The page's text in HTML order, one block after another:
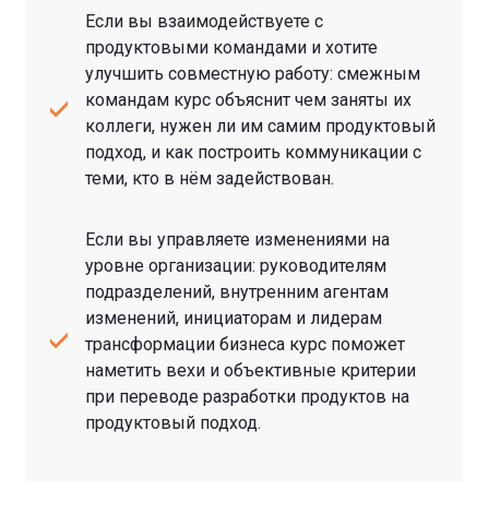
Если вы взаимодействуете с
продуктовыми командами и хотите
улучшить совместную работу: смежным
командам курс объяснит чем заняты их
коллеги, нужен ли им самим продуктовый
подход, и как построить коммуникации с
теми, кто в нём задействован.
Если вы управляете изменениями на
уровне организации: руководителям
подразделений, внутренним агентам
изменений, инициаторам и лидерам
трансформации бизнеса курс поможет
наметить вехи и объективные критерии
при переводе разработки продуктов на
продуктовый подход.